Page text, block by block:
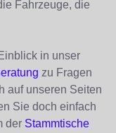
Fahrzeuge, die
in unser
zu Fragen
auf unseren Seiten
Sie doch einfach
der Stammtische